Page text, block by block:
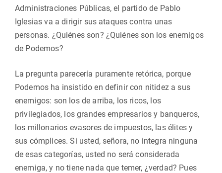
Administraciones Públicas, el partido de Pablo
Iglesias va a dirigir sus ataques contra unas
personas. ¿Quiénes son? ¿Quiénes son los enemigos
de Podemos?
La pregunta parecería puramente retórica, porque
Podemos ha insistido en definir con nitidez a sus
enemigos: son los de arriba, los ricos, los
privilegiados, los grandes empresarios y banqueros,
los millonarios evasores de impuestos, las élites y
sus cómplices. Si usted, señora, no integra ninguna
de esas categorías, usted no será considerada
enemiga, y no tiene nada que temer, ¿verdad? Pues